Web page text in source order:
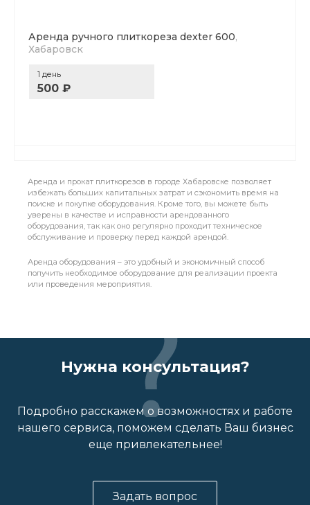
Аренда ручного плиткореза dexter 600,
Хабаровск
1 день
500 ₽
Аренда и прокат плиткорезов в городе Хабаровске позволяет
избежать больших капитальных затрат и сэкономить время на
поиске и покупке оборудования. Кроме того, вы можете быть
уверены в качестве и исправности арендованного
оборудования, так как оно регулярно проходит техническое
обслуживание и проверку перед каждой арендой.
Аренда оборудования – это удобный и экономичный способ
получить необходимое оборудование для реализации проекта
или проведения мероприятия.
Нужна консультация?
Подробно расскажем о возможностях и работе
нашего сервиса, поможем сделать Ваш бизнес
еще привлекательнее!
Задать вопрос